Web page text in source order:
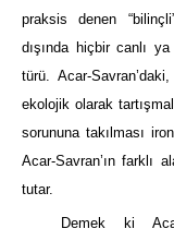
praksis denen
dışında hiçbir canlı
türü. Acar-
ekolojik olarak
sorununa takılması
Acar-Savran’ın farklı
tutar.
Demek ki